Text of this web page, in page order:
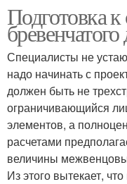
Подготовка к
Специалисты не
надо начинать с
должен быть не
ограничивающийся
элементов, а
расчетами
величины
Из этого вытекает,